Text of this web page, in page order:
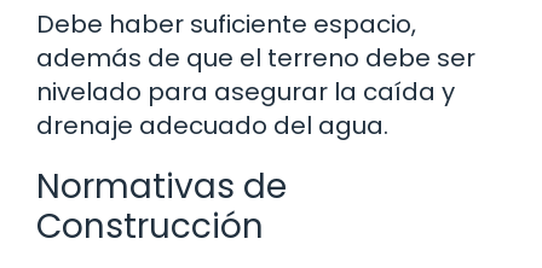
Debe haber suficiente espacio,
además de que el terreno debe ser
nivelado para asegurar la caída y
drenaje adecuado del agua.
Normativas de
Construcción